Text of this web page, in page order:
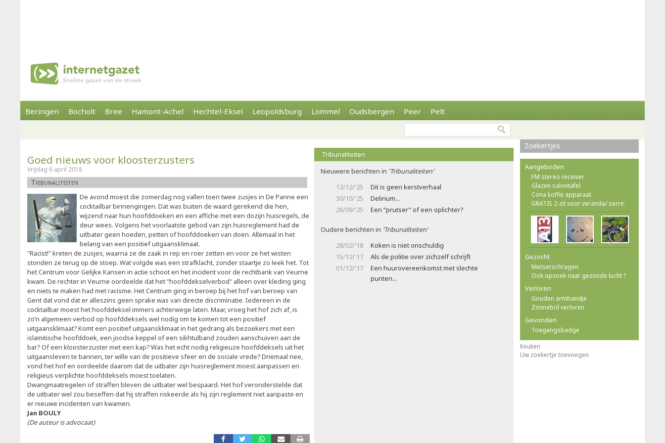
Beringen Bocholt Bree Hamont-Achel Hechtel-Eksel Leopoldsburg Lommel Oudsbergen Peer Pelt
Goed nieuws voor kloosterzusters
Vrijdag 6 april 2018
Tribunaliteiten
De avond moest die zomerdag nog vallen toen twee zusjes in De Panne een
cocktailbar binnengingen. Dat was buiten de waard gerekend die hen,
wijzend naar hun hoofddoeken en een affiche met een dozijn huisregels, de
deur wees. Volgens het voorlaatste gebod van zijn huisreglement had de
uitbater geen hoeden, petten of hoofddoeken van doen. Allemaal in het
belang van een positief uitgaansklimaat.
"Racist!" kreten de zusjes, waarna ze de zaak in rep en roer zetten en voor ze het wisten
stonden ze terug op de stoep. Wat volgde was een strafklacht, zonder staartje zo leek het. Tot
het Centrum voor Gelijke Kansen in actie schoot en het incident voor de rechtbank van Veurne
kwam. De rechter in Veurne oordeelde dat het "hoofddekselverbod" alleen over kleding ging
en niets te maken had met racisme. Het Centrum ging in beroep bij het hof van beroep van
Gent dat vond dat er alleszins geen sprake was van directe discriminatie. Iedereen in de
cocktailbar moest het hoofddeksel immers achterwege laten. Maar, vroeg het hof zich af, is
zo’n algemeen verbod op hoofddeksels wel nodig om te komen tot een positief
uitgaansklimaat? Komt een positief uitgaansklimaat in het gedrang als bezoekers met een
islamitische hoofddoek, een joodse keppel of een sikhtulband zouden aanschuiven aan de
bar? Of een kloosterzuster met een kap? Was het echt nodig religieuze hoofddeksels uit het
uitgaansleven te bannen, ter wille van de positieve sfeer en de sociale vrede? Driemaal nee,
vond het hof en oordeelde daarom dat de uitbater zijn huisreglement moest aanpassen en
religieus verplichte hoofddeksels moest toelaten.
Dwangmaatregelen of straffen bleven de uitbater wel bespaard. Het hof veronderstelde dat
de uitbater wel zou beseffen dat hij straffen riskeerde als hij zijn reglement niet aanpaste en
er nieuwe incidenten van kwamen.
Jan BOULY
(De auteur is advocaat)
Tribunaliteiten
Nieuwere berichten in 'Tribunaliteiten'
12/12/'25
Dit is geen kerstverhaal
30/10/'25
Delirium...
26/09/'25
Een “prutser” of een oplichter?
Oudere berichten in 'Tribunaliteiten'
28/02/'18
Koken is niet onschuldig
15/12/'17
Als de politie over zichzelf schrijft
01/12/'17
Een huurovereenkomst met slechte
punten...
Zoekertjes
Aangeboden
FM stereo receiver
Glazen salontafel
Cona koffie apparaat
GRATIS 2-zit voor veranda/ serre.
Gezocht
Metserschragen
Ook opzoek naar gezonde lucht ?
Verloren
Gouden armbandje
Zonnebril verloren
Gevonden
Toegangsbadge
Keuken
Uw zoekertje toevoegen